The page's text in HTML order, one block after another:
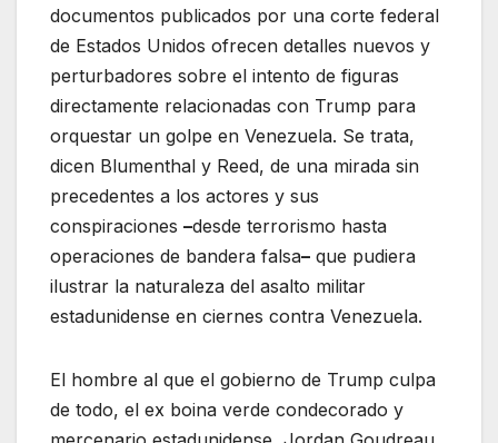
documentos publicados por una corte federal
de Estados Unidos ofrecen detalles nuevos y
perturbadores sobre el intento de figuras
directamente relacionadas con Trump para
orquestar un golpe en Venezuela. Se trata,
dicen Blumenthal y Reed, de una mirada sin
precedentes a los actores y sus
conspiraciones –desde terrorismo hasta
operaciones de bandera falsa– que pudiera
ilustrar la naturaleza del asalto militar
estadunidense en ciernes contra Venezuela.
El hombre al que el gobierno de Trump culpa
de todo, el ex boina verde condecorado y